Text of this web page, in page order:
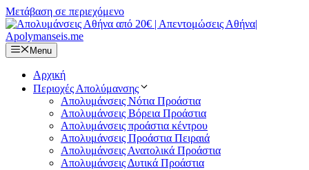
Μετάβαση σε περιεχόμενο
Menu
Αρχική
Περιοχές Απολύμανσης
Απολυμάνσεις Νότια Προάστια
Απολυμάνσεις Βόρεια Προάστια
Απολυμάνσεις προάστια κέντρου
Απολυμάνσεις Προάστια Πειραιά
Απολυμάνσεις Ανατολικά Προάστια
Απολυμάνσεις Δυτικά Προάστια